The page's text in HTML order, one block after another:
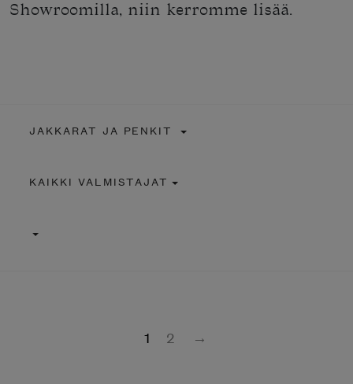
Showroomilla, niin kerromme lisää.
JAKKARAT JA PENKIT
KAIKKI VALMISTAJAT
1 2 →